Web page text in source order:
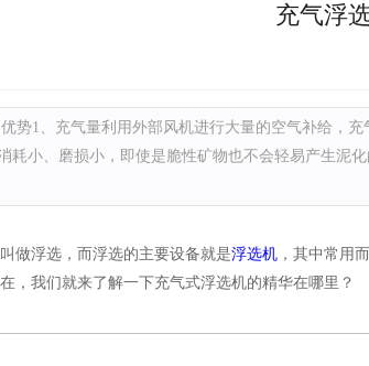
充气浮
势1、充气量利用外部风机进行大量的空气补给，
耗小、磨损小，即使是脆性矿物也不会轻易产生泥
做浮选，而浮选的主要设备就是浮选机 ，其中常用
，我们就来了解一下充气式浮选机的精华在哪里？